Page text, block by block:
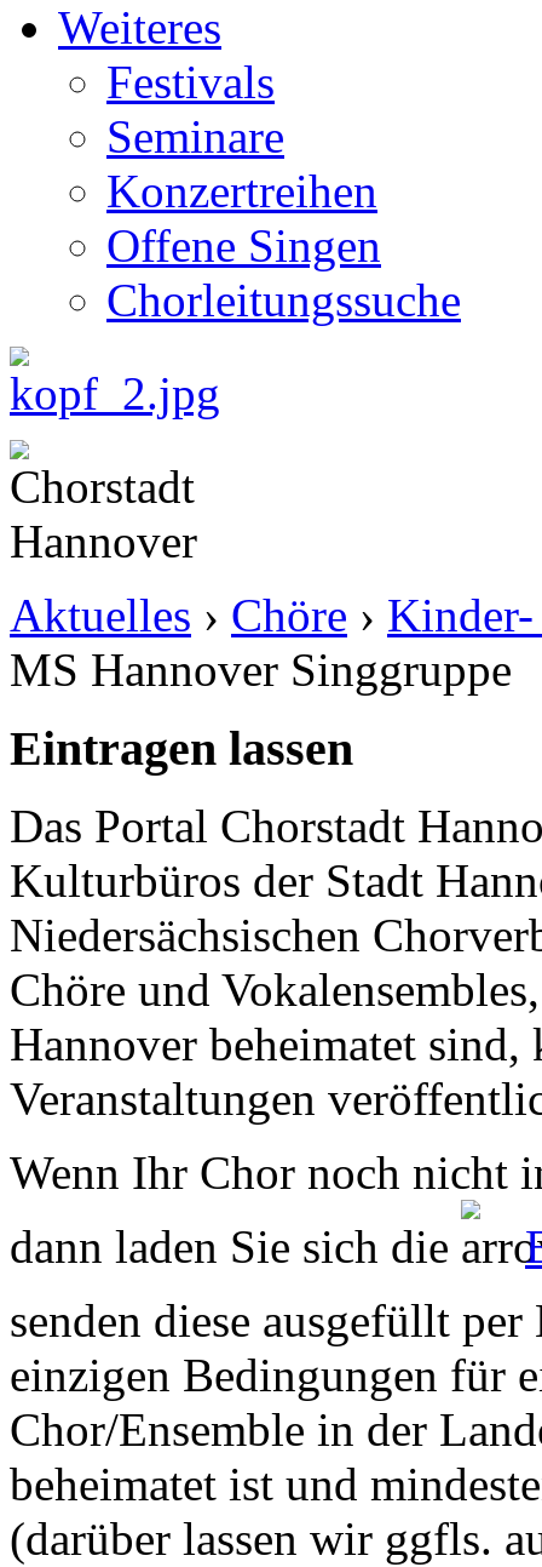
Weiteres
Festivals
Seminare
Konzertreihen
Offene Singen
Chorleitungssuche
Aktuelles › Chöre › Kinder-
MS Hannover Singgruppe
Eintragen lassen
Das Portal Chorstadt
Kulturbüros der Stadt
Niedersächsischen
Chöre und
Hannover beheimatet sind,
Veranstaltungen
Wenn Ihr Chor noch nicht
dann laden Sie sich die
senden diese ausgefüllt
einzigen Bedingungen für
Chor/Ensemble in der
beheimatet ist und
(darüber lassen wir ggfls.